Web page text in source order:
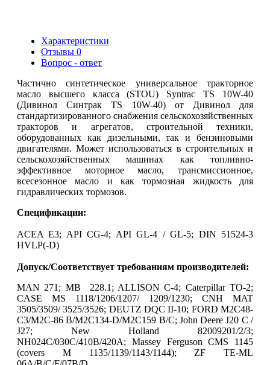
Характеристики
Отзывы 0
Вопрос - ответ
Частично синтетическое универсальное тракторное
масло высшего класса (STOU) Syntrac TS 10W-40
(Дивинол Синтрак TS 10W-40) от Дивинол для
стандартизированного снабжения сельскохозяйственных
тракторов и агрегатов, строительной техники,
оборудованных как дизельными, так и бензиновыми
двигателями. Может использоваться в строительных и
сельскохозяйственных машинах как топливно-
эффективное моторное масло, трансмиссионное,
всесезонное масло и как тормозная жидкость для
гидравлических тормозов.
Спецификации:
ACEA E3; API CG-4; API GL-4 / GL-5; DIN 51524-3
HVLP(-D)
Допуск/Соответствует требованиям производителей:
MAN 271; MB 228.1; ALLISON C-4; Caterpillar TO-2;
CASE MS 1118/1206/1207/ 1209/1230; CNH MAT
3505/3509/ 3525/3526; DEUTZ DQC II-10; FORD M2C48-
C3/M2C-86 B/M2C134-D/M2C159 B/C; John Deere J20 C /
J27; New Holland 82009201/2/3;
NH024C/030C/410B/420A; Massey Ferguson CMS 1145
(covers M 1135/1139/1143/1144); ZF TE-ML